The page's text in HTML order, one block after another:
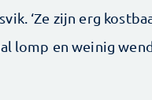
‘Ze zijn erg
lomp en weinig